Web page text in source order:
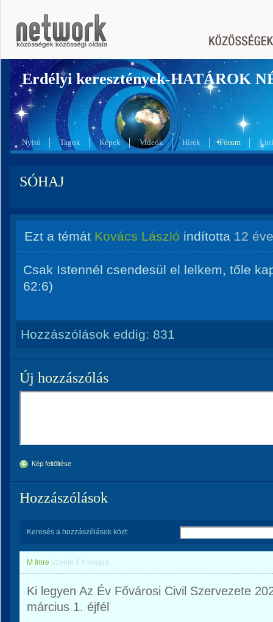
Erdélyi keresztények-HATÁROK
Nyitó Tagok Képek Videók Hírek Fórum
SÓHAJ
Ezt a témát Kovács László indította 12 éve
Csak Istennél csendesül el lelkem, tőle
62:6)
Hozzászólások eddig: 831
Új hozzászólás
Kép feltöltése
Hozzászólások
Keresés a hozzászólások közt:
M Imre üzente 6 hónapja
Ki legyen Az Év Fővárosi Civil Szervezete
március 1. éjfél